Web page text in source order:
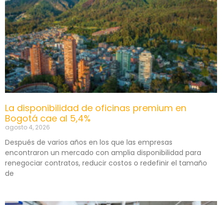
La disponibilidad de oficinas premium en
Bogotá cae al 5,4%
agosto 4, 2026
Después de varios años en los que las empresas
encontraron un mercado con amplia disponibilidad para
renegociar contratos, reducir costos o redefinir el tamaño
de